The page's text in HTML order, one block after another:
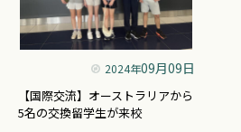
2024年09月09日
【国際交流】オーストラリアから
5名の交換留学生が来校